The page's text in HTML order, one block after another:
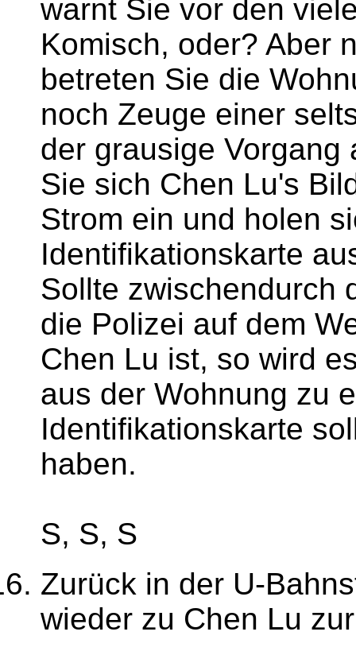
warnt Sie vor den
Komisch, oder? Aber
betreten Sie die
noch Zeuge einer
der grausige
Sie sich Chen Lu's
Strom ein und holen
Identifikationskarte
Sollte zwischendurch
die Polizei auf dem
Chen Lu ist, so wird
aus der Wohnung zu
Identifikationskarte
haben.
S, S, S
Zurück in der U-
wieder zu Chen Lu